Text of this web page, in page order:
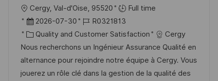
n
g
f
O
r
t
Cergy, Val-d'Oise, 95520
Full time
D
a
t
u
m
2026-07-30
J
o
b
-
I
R0321813
K
a
t
e
Quality and Customer Satisfaction
Cergy
Nous recherchons un Ingénieur Assurance Qualité en
alternance pour rejoindre notre équipe à Cergy. Vous
jouerez un rôle clé dans la gestion de la qualité des